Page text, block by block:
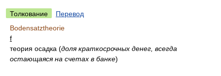
Толкование
Перевод
Bodensatztheorie
f
теория осадка (доля краткосрочных денег, всегда
остающаяся на счетах в банке)